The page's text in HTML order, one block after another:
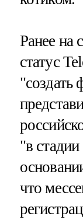
Ранее на
статус
"создать
"в
что